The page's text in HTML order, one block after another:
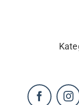
KONTAKT